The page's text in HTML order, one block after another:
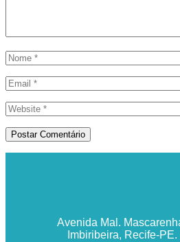
Avenida Mal.
Imbiribeira, Recife-